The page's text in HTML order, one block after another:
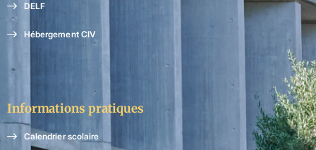
DELF
Hébergement CIV
Informations pratiques
Calendrier scolaire